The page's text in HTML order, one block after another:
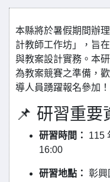
本縣將於暑假期間辦
計教師工作坊」，旨
與教案設計實務。本
為教案競賽之準備，
導人員踴躍報名參加！
📌 研習重要
研習時間：
115
16:00
研習地點： 彰興